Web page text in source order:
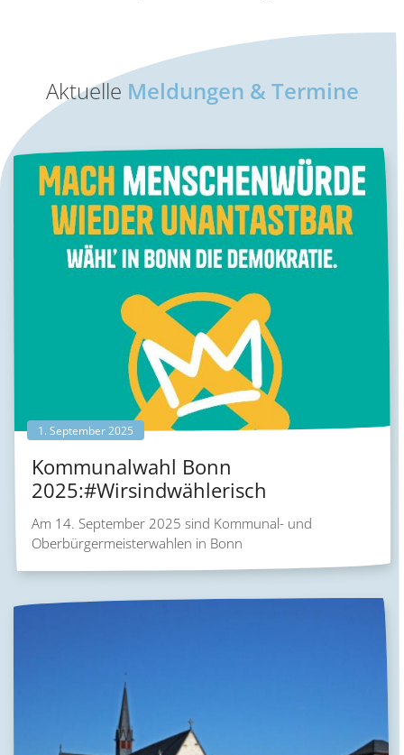
Aktuelle Meldungen & Termine
Kommunalwahl Bonn
2025:#Wirsindwählerisch
1. September 2025
Am 14. September 2025 sind Kommunal- und
Oberbürgermeisterwahlen in Bonn